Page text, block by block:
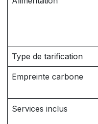
Type de tarification
Empreinte carbone
Services inclus